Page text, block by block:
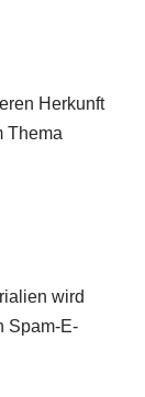
Herkunft
Thema
wird
Spam-E-